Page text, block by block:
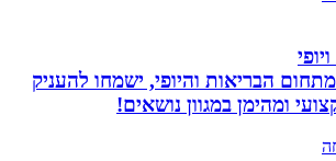
הבריאות והיופי, ישמחו להעניק
במגוון נושאים!